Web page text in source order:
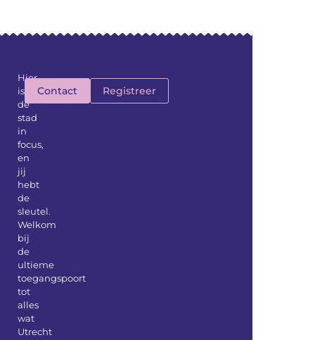
Hier
is
de
stad
in
focus,
en
jij
hebt
de
sleutel.
Welkom
bij
de
ultieme
toegangspoort
tot
alles
wat
Utrecht
Contact Registreer